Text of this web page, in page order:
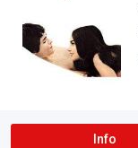
Info